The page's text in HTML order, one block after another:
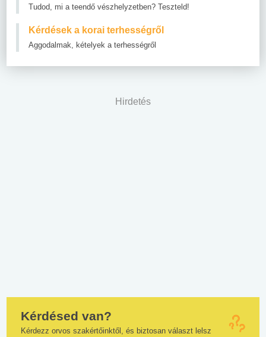
Tudod, mi a teendő vészhelyzetben? Teszteld!
Kérdések a korai terhességről
Aggodalmak, kételyek a terhességről
Hirdetés
Kérdésed van?
Kérdezz orvos szakértőinktől, és biztosan választ lelsz